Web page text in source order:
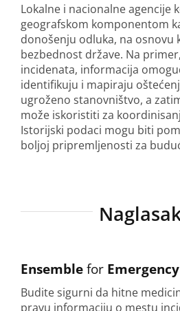
Lokalne i nacionalne agencije
geografskom komponentom
donošenju odluka, na osnovu
bezbednost države. Na
incidenata, informacija
identifikuju i mapiraju
ugroženo stanovništvo, a
može iskoristiti za
Istorijski podaci mogu biti
boljoj pripremljenosti za
Ensemblefor
Budite sigurni da hitne
pravu informaciju o mestu